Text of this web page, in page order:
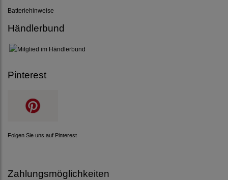
Batteriehinweise
Händlerbund
Pinterest
Folgen Sie uns auf Pinterest
Zahlungsmöglichkeiten